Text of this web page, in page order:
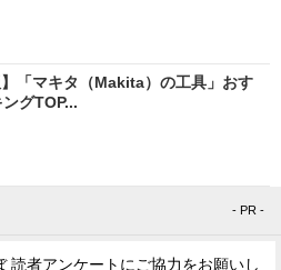
】「マキタ（Makita）の工具」おす
グTOP...
- PR -
読者アンケートにご協力をお願いし